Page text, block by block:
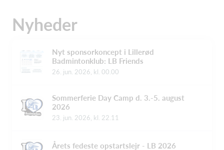
Nyheder
Nyt sponsorkoncept i Lillerød
Badmintonklub: LB Friends
26. jun. 2026, kl. 00.00
Sommerferie Day Camp d. 3.-5. august
2026
23. jun. 2026, kl. 22.11
Årets fedeste opstartslejr - LB 2026